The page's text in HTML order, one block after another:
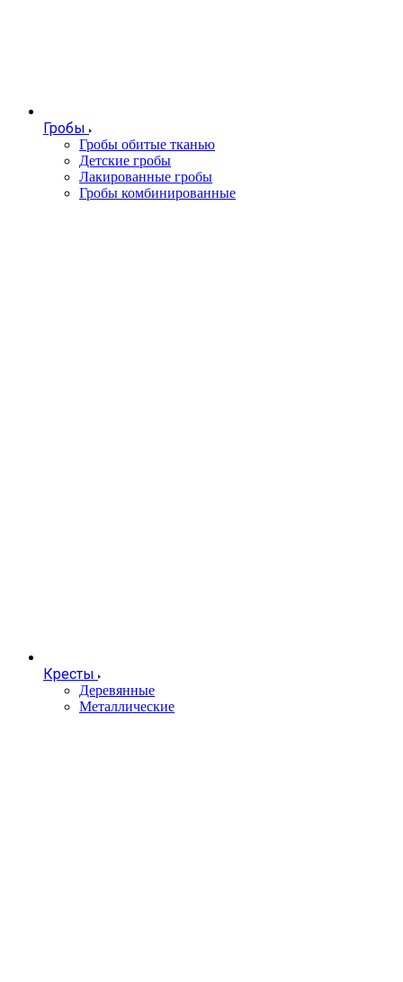
Гробы
Гробы обитые тканью
Детские гробы
Лакированные гробы
Гробы комбинированные
Кресты
Деревянные
Металлические